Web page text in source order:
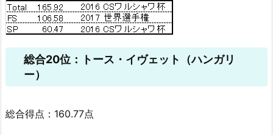
総合20位：トース・イヴェット（ハンガリ
ー）
総合得点：160.77点